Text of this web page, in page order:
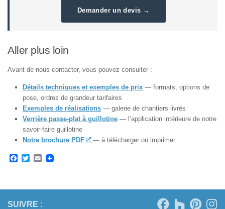
Demander un devis →
Aller plus loin
Avant de nous contacter, vous pouvez consulter :
Détails techniques et exemples de prix — formats, options de
pose, ordres de grandeur tarifaires
Exemples de réalisations — galerie de chantiers livrés
Verrière passe-plat à guillotine — l’application intérieure de notre
savoir-faire guillotine
Notre brochure PDF
— à télécharger ou imprimer
Facebook
Twitter
Email
SUIVRE :